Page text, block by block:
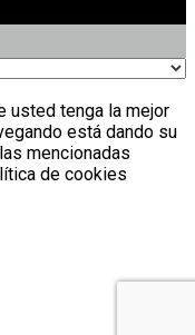
usted tenga la mejor
está dando su
mencionadas
de cookies